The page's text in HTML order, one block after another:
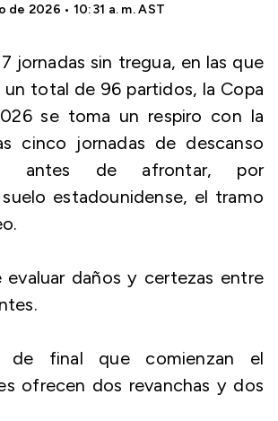
de 2026 • 10:31 a. m. AST
jornadas sin tregua, en las que
un total de 96 partidos, la Copa
se toma un respiro con la
cinco jornadas de descanso
antes de afrontar, por
estadounidense, el tramo
evaluar daños y certezas entre
de final que comienzan el
ofrecen dos revanchas y dos